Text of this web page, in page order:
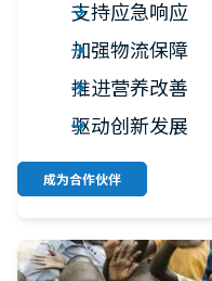
支持应急响应
加强物流保障
推进营养改善
驱动创新发展
成为合作伙伴